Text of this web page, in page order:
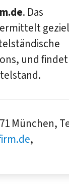
. Das
und findet
München,
,